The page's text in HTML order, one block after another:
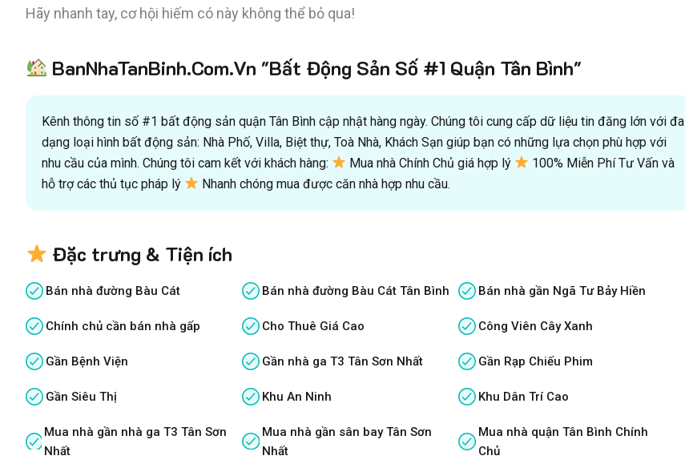
Hãy nhanh tay, cơ hội hiếm có này không thể bỏ qua!
BanNhaTanBinh.Com.Vn "Bất Động Sản Số #1 Quận Tân Bình"
Kênh thông tin số #1 bất động sản quận Tân Bình cập nhật hàng ngày. Chúng tôi cung cấp dữ liệu tin đăng lớn với đa
dạng loại hình bất động sản: Nhà Phố, Villa, Biệt thự, Toà Nhà, Khách Sạn giúp bạn có những lựa chọn phù hợp với
nhu cầu của mình. Chúng tôi cam kết với khách hàng:
Mua nhà Chính Chủ giá hợp lý
100% Miễn Phí Tư Vấn và
hỗ trợ các thủ tục pháp lý
Nhanh chóng mua được căn nhà hợp nhu cầu.
Đặc trưng & Tiện ích
Bán nhà đường Bàu Cát Bán nhà đường Bàu Cát Tân Bình Bán nhà gần Ngã Tư Bảy Hiền
Chính chủ cần bán nhà gấp Cho Thuê Giá Cao Công Viên Cây Xanh
Gần Bệnh Viện Gần nhà ga T3 Tân Sơn Nhất Gần Rạp Chiếu Phim
Gần Siêu Thị Khu An Ninh Khu Dân Trí Cao
Mua nhà gần nhà ga T3 Tân Sơn
Nhất
Mua nhà gần sân bay Tân Sơn
Nhất
Mua nhà quận Tân Bình Chính
Chủ